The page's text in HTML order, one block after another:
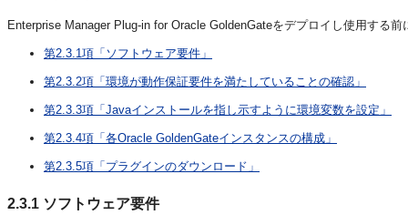
Enterprise Manager Plug-in for Oracle GoldenGateをデプロイし使用する
第2.3.1項「ソフトウェア要件」
第2.3.2項「環境が動作保証要件を満たしていることの確認」
第2.3.3項「Javaインストールを指し示すように環境変数を設定」
第2.3.4項「各Oracle GoldenGateインスタンスの構成」
第2.3.5項「プラグインのダウンロード」
2.3.1 ソフトウェア要件